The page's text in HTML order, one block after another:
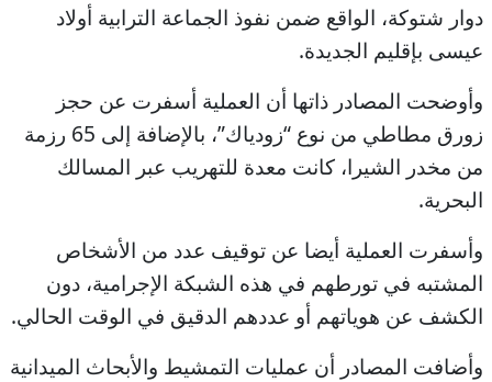
دوار شتوكة، الواقع ضمن نفوذ الجماعة الترابية أولاد
عيسى بإقليم الجديدة.
وأوضحت المصادر ذاتها أن العملية أسفرت عن حجز
زورق مطاطي من نوع “زودياك”، بالإضافة إلى 65 رزمة
من مخدر الشيرا، كانت معدة للتهريب عبر المسالك
البحرية.
وأسفرت العملية أيضا عن توقيف عدد من الأشخاص
المشتبه في تورطهم في هذه الشبكة الإجرامية، دون
الكشف عن هوياتهم أو عددهم الدقيق في الوقت الحالي.
وأضافت المصادر أن عمليات التمشيط والأبحاث الميدانية